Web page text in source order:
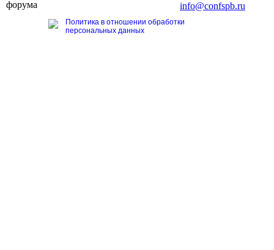
форума info@confspb.ru
Политика в отношении обработки
персональных данных